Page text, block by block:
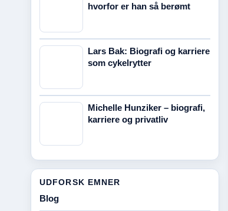
hvorfor er han så berømt
Lars Bak: Biografi og karriere
som cykelrytter
Michelle Hunziker – biografi,
karriere og privatliv
UDFORSK EMNER
Blog